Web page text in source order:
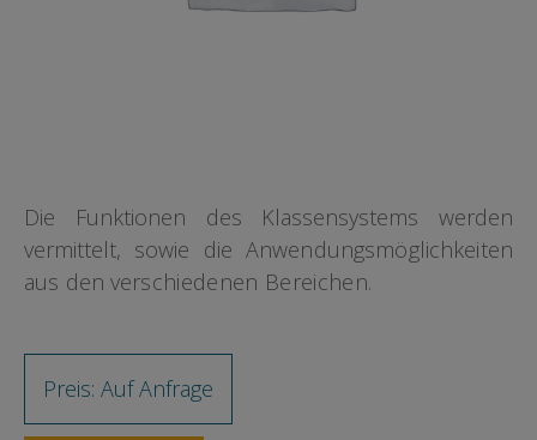
Die Funktionen des Klassensystems werden
vermittelt, sowie die Anwendungsmöglichkeiten
aus den verschiedenen Bereichen.
Preis: Auf Anfrage